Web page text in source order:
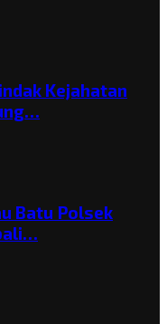
Kejahatan
Batu Polsek